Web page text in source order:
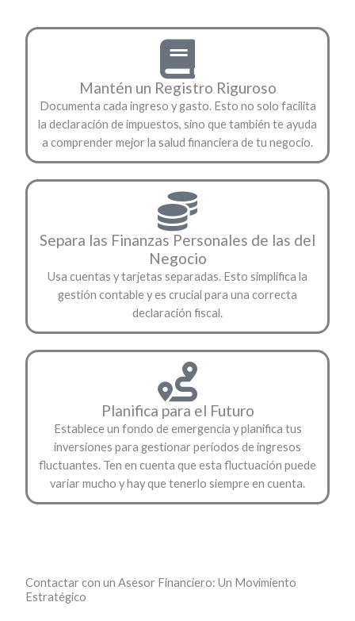
Mantén un Registro Riguroso
Documenta cada ingreso y gasto. Esto no solo facilita
la declaración de impuestos, sino que también te ayuda
a comprender mejor la salud financiera de tu negocio.
Separa las Finanzas Personales de las del
Negocio
Usa cuentas y tarjetas separadas. Esto simplifica la
gestión contable y es crucial para una correcta
declaración fiscal.
Planifica para el Futuro
Establece un fondo de emergencia y planifica tus
inversiones para gestionar períodos de ingresos
fluctuantes. Ten en cuenta que esta fluctuación puede
variar mucho y hay que tenerlo siempre en cuenta.
Contactar con un Asesor Financiero: Un Movimiento
Estratégico